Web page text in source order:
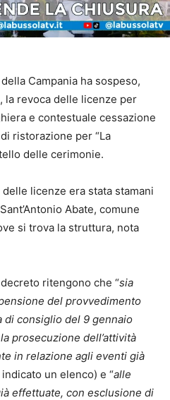
Campania ha sospeso,
la revoca delle licenze per
e contestuale cessazione
ristorazione per “La
delle cerimonie.
licenze era stata stamani
Abate, comune
si trova la struttura, nota
ritengono che “sia
del provvedimento
di consiglio del 9 gennaio
prosecuzione dell’attività
in relazione agli eventi già
un elenco) e “alle
effettuate, con esclusione di